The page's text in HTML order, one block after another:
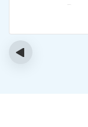
выпивать. В
курс и уже
‹